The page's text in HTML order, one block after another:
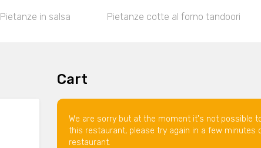
Pietanze in salsa Pietanze cotte al forno tandoori
Cart
We are sorry but at the moment it's not possible
this restaurant, please try again in a few minutes
restaurant.